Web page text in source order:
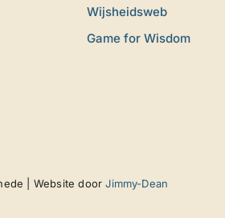
Wijsheidsweb
Game for Wisdom
| Website doorJimmy-Dean